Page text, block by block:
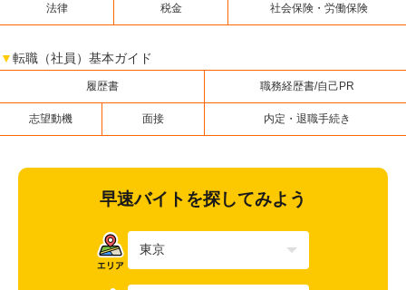
法律 税金 社会保険・労働保険
▼転職（社員）基本ガイド
履歴書 職務経歴書/自己PR
志望動機 面接 内定・退職手続き
早速バイトを探してみよう